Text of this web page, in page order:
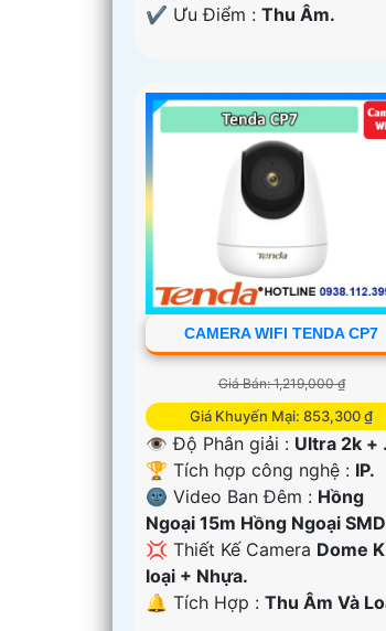
️✔️ Ưu Điểm : Thu Âm.
CAMERA WIFI TENDA CP7
Giá Bán: 1,219,000 ₫
Giá Khuyến Mại: 853,300 ₫
👁 Độ Phân giải : Ultra 2k + .
🏆 Tích hợp công nghệ : IP.
🌚 Video Ban Đêm : Hồng
Ngoại 15m Hồng Ngoại
💢 Thiết Kế Camera Dome
loại + Nhựa.
️🔔 Tích Hợp : Thu Âm Và